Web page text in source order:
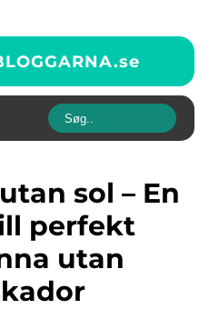
se
perfekt
utan